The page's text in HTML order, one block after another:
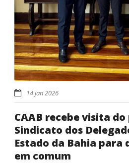
14 jan 2026
CAAB recebe visita
Sindicato dos
Estado da Bahia
em comum